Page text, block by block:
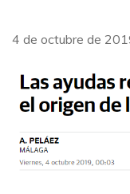
4 de octubre de